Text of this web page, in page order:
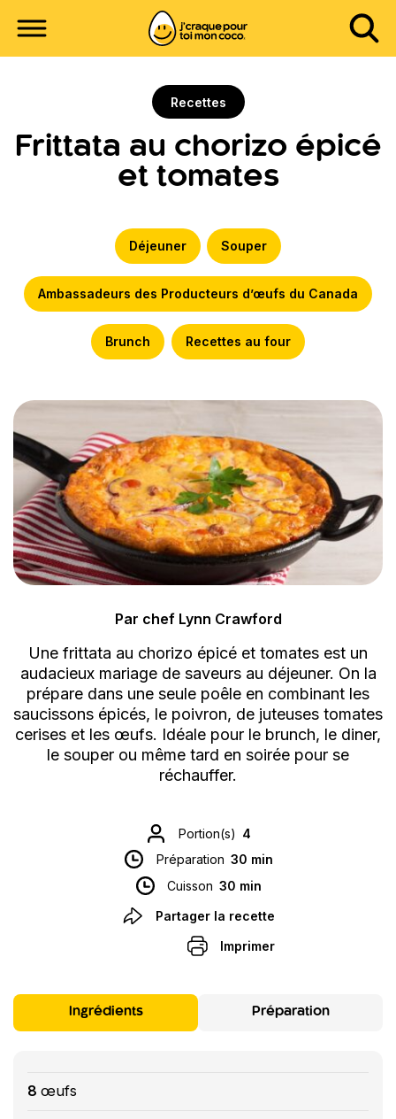
Recettes
Frittata au chorizo épicé
et tomates
Déjeuner Souper
Ambassadeurs des Producteurs d’œufs du Canada
Brunch Recettes au four
Par chef Lynn Crawford
Une frittata au chorizo épicé et tomates est un
audacieux mariage de saveurs au déjeuner. On la
prépare dans une seule poêle en combinant les
saucissons épicés, le poivron, de juteuses tomates
cerises et les œufs. Idéale pour le brunch, le diner,
le souper ou même tard en soirée pour se
réchauffer.
Portion(s) 4
Préparation 30 min
Cuisson 30 min
Partager la recette
Imprimer
Ingrédients Préparation
8 œufs